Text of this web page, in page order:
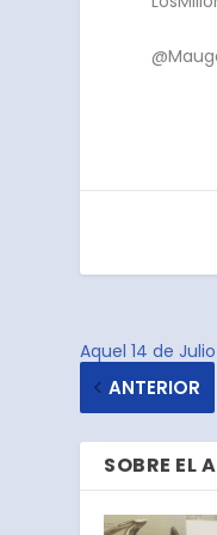
Aquel 14 de Julio
ANTERIOR
SOBRE EL